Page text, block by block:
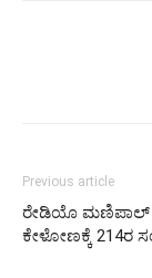
Previous article
ರೇಡಿಯೊ ಮಣಿಪಾಲ್
ಕೇಳೋಣಕ್ಕೆ 214ರ